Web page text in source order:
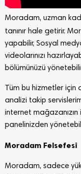
Moradam, uzman
tanınır hale getirir.
yapabilir, Sosyal
videolarınızı
bölümünüzü
Tüm bu hizmetler için
analizi takip
internet mağazanızın
panelinizden
Moradam Felsefesi
Moradam, sadece